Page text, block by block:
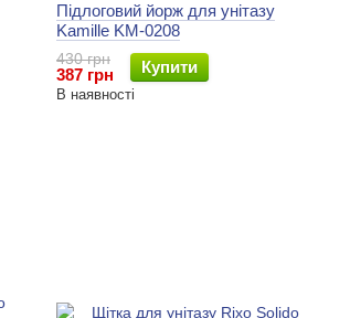
Підлоговий йорж для унітазу
Kamille KM-0208
430 грн
387 грн Купити
В наявності